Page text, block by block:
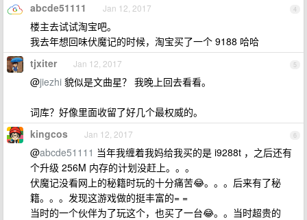
4
abcde51111 Jan 12, 2017
楼主去试试淘宝吧。
我去年想回味伏魔记的时候，淘宝买了一个 9188 哈哈
5
tjxiter Jan 12, 2017
@jiezhi 貌似是文曲星？ 我晚上回去看看。
词库？好像里面收留了好几个最权威的。
6
kingcos Jan 12, 2017
@abcde51111 当年我缠着我妈给我买的是 i9288t ，之后还有
个升级 256M 内存的计划没赶上。。。
伏魔记没看网上的秘籍时玩的十分痛苦😂。。。后来有了秘
籍。。。发现这游戏做的挺丰富的= =
当时的一个伙伴为了玩这个，也买了一台😂。。当时超贵的